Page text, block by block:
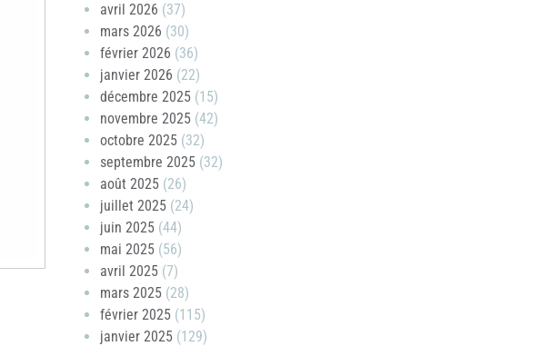
avril 2026 (37)
mars 2026 (30)
février 2026 (36)
janvier 2026 (22)
décembre 2025 (15)
novembre 2025 (42)
octobre 2025 (32)
septembre 2025 (32)
août 2025 (26)
juillet 2025 (24)
juin 2025 (44)
mai 2025 (56)
avril 2025 (7)
mars 2025 (28)
février 2025 (115)
janvier 2025 (129)